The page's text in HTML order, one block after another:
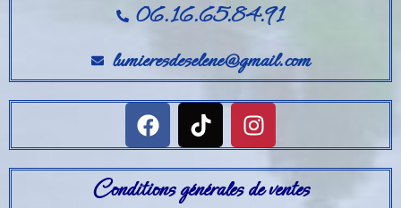
06.16.65.84.91
lumieresdeselene@gmail.com
Conditions générales de ventes